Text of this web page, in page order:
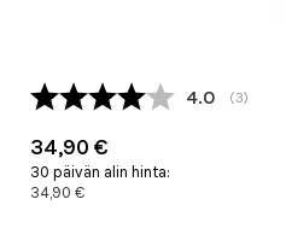
4.0 (äänet:
3)
34,90 €
30 päivän alin hinta:
34,90 €